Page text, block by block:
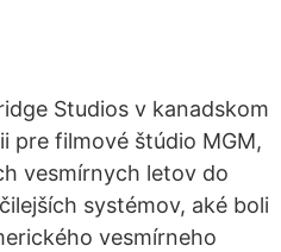
Studios v kanadskom
pre filmové štúdio MGM,
vesmírnych letov do
systémov, aké boli
vesmírneho